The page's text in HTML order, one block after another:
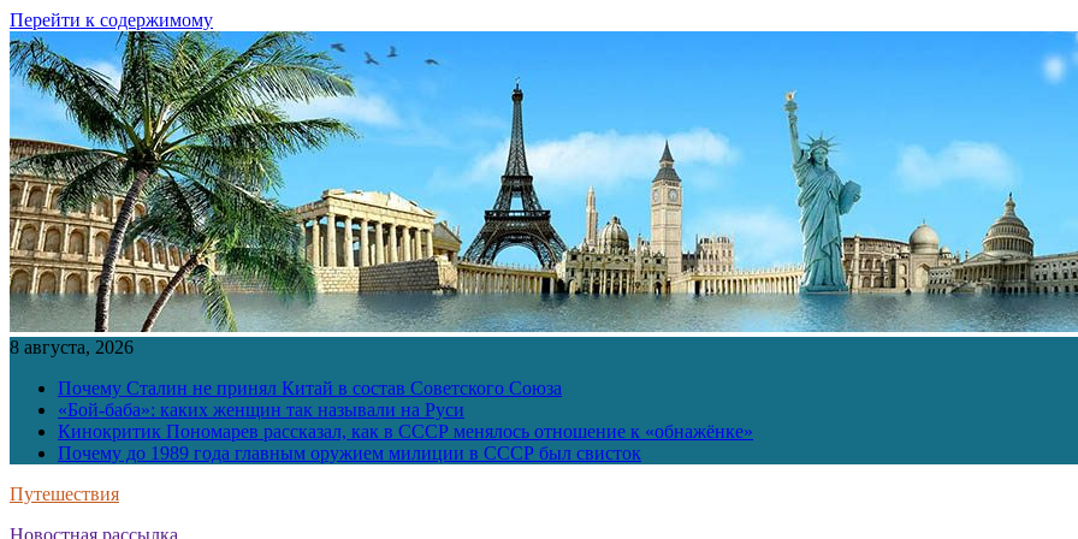
Перейти к содержимому
8 августа, 2026
Почему Сталин не принял Китай в состав Советского Союза
«Бой-баба»: каких женщин так называли на Руси
Кинокритик Пономарев рассказал, как в СССР менялось отношение к «обнажёнке»
Почему до 1989 года главным оружием милиции в СССР был свисток
Путешествия
Новостная рассылка